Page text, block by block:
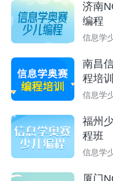
济南
编程
信息学
南昌
程培训
信息学
福州
程班
信息学